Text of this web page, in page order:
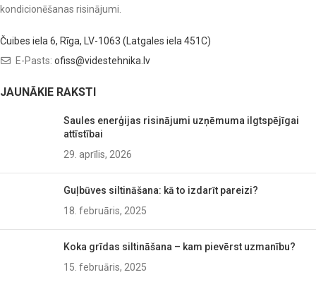
kondicionēšanas risinājumi.
Čuibes iela 6, Rīga, LV-1063 (Latgales iela 451C)
E-Pasts: ofiss@videstehnika.lv
JAUNĀKIE RAKSTI
Saules enerģijas risinājumi uzņēmuma ilgtspējīgai
attīstībai
29. aprīlis, 2026
Guļbūves siltināšana: kā to izdarīt pareizi?
18. februāris, 2025
Koka grīdas siltināšana – kam pievērst uzmanību?
15. februāris, 2025